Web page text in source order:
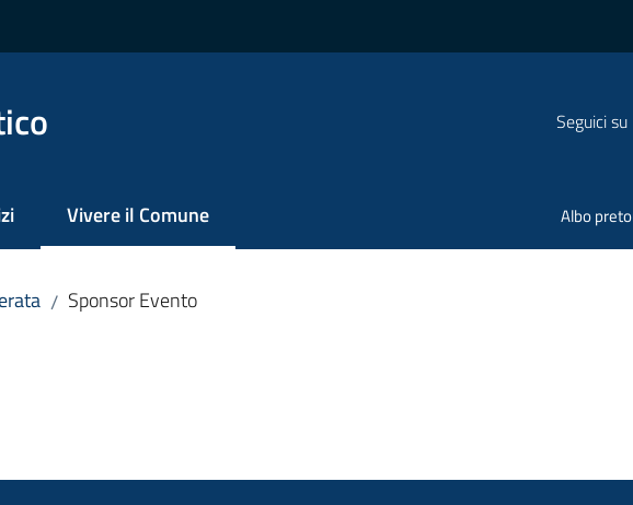
Seguici su
Vivere il Comune
Menu selezionato Albo
/ Sponsor Evento